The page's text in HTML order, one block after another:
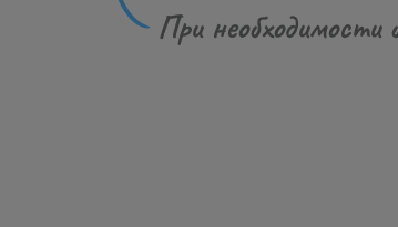
При необходимости